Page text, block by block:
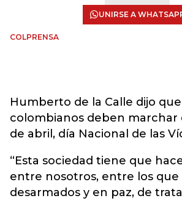
UNIRSE A
COLPRENSA
Humberto de la Calle dijo
colombianos deben marchar
de abril, día Nacional de las
“Esta sociedad tiene que
entre nosotros, entre los que
desarmados y en paz, de